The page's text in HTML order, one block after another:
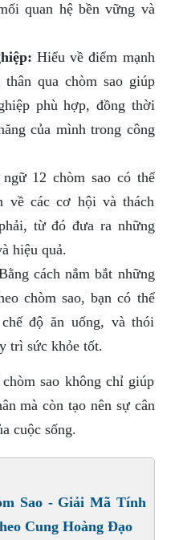
quan hệ bền vững và
Hiểu về điểm mạnh
qua chòm sao giúp
phù hợp, đồng thời
của mình trong công
12 chòm sao có thể
về các cơ hội và thách
từ đó đưa ra những
hiệu quả.
cách nắm bắt những
chòm sao, bạn có thể
độ ăn uống, và thói
trì sức khỏe tốt.
sao không chỉ giúp
mà còn tạo nên sự cân
cuộc sống.
Sao - Giải Mã Tính
Cung Hoàng Đạo